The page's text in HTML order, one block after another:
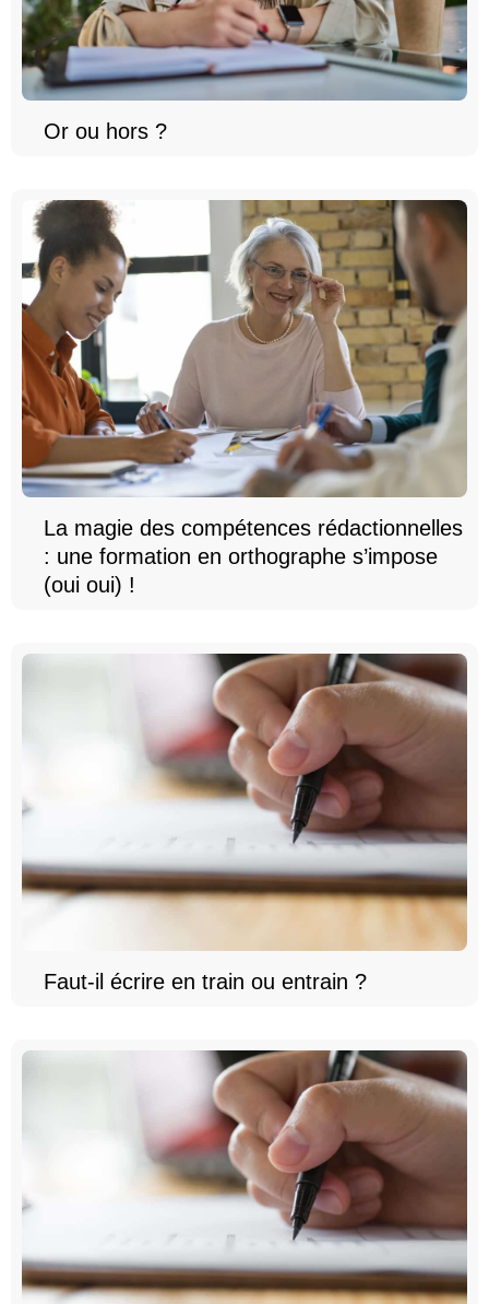
Or ou hors ?
La magie des compétences rédactionnelles
: une formation en orthographe s’impose
(oui oui) !
Faut-il écrire en train ou entrain ?